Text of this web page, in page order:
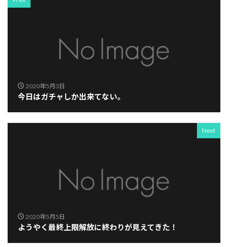
2020年5月3日
今日はガチャしか出来てない。
Next
2020年5月5日
ようやく最終上限解放に終わりが見えてきた！